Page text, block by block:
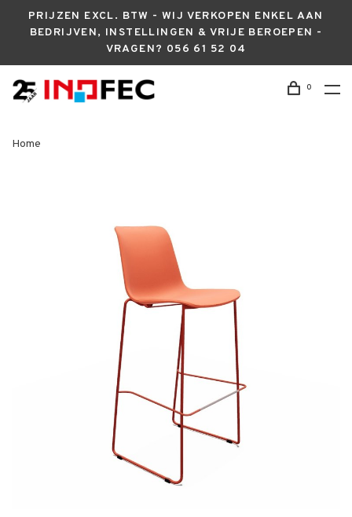
PRIJZEN EXCL. BTW - WIJ VERKOPEN ENKEL AAN
BEDRIJVEN, INSTELLINGEN & VRIJE BEROEPEN -
VRAGEN? 056 61 52 04
0
Home